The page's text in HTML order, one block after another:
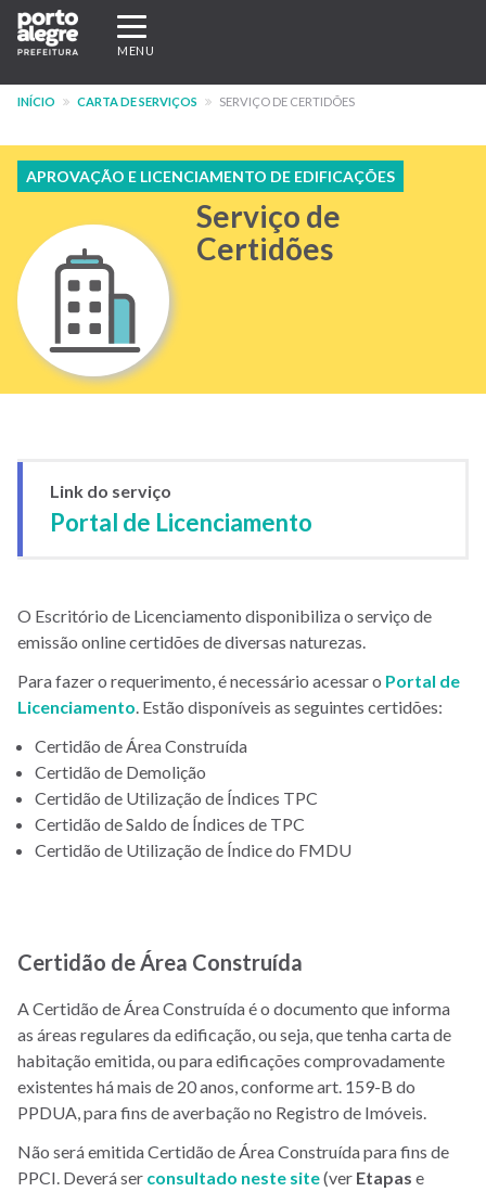
Pular
para
conteúdo
Expandir/recolher
navegação
MENU
INÍCIO CARTA DE SERVIÇOS SERVIÇO DE CERTIDÕES
APROVAÇÃO E LICENCIAMENTO DE EDIFICAÇÕES
Serviço de
Certidões
Link do serviço
Portal de Licenciamento
O Escritório de Licenciamento disponibiliza o serviço de
emissão online certidões de diversas naturezas.
Para fazer o requerimento, é necessário acessar o Portal de
Licenciamento. Estão disponíveis as seguintes certidões:
Certidão de Área Construída
Certidão de Demolição
Certidão de Utilização de Índices TPC
Certidão de Saldo de Índices de TPC
Certidão de Utilização de Índice do FMDU
Certidão de Área Construída
A Certidão de Área Construída é o documento que informa
as áreas regulares da edificação, ou seja, que tenha carta de
habitação emitida, ou para edificações comprovadamente
existentes há mais de 20 anos, conforme art. 159-B do
PPDUA, para fins de averbação no Registro de Imóveis.
Não será emitida Certidão de Área Construída para fins de
PPCI. Deverá ser consultado neste site(ver Etapas e